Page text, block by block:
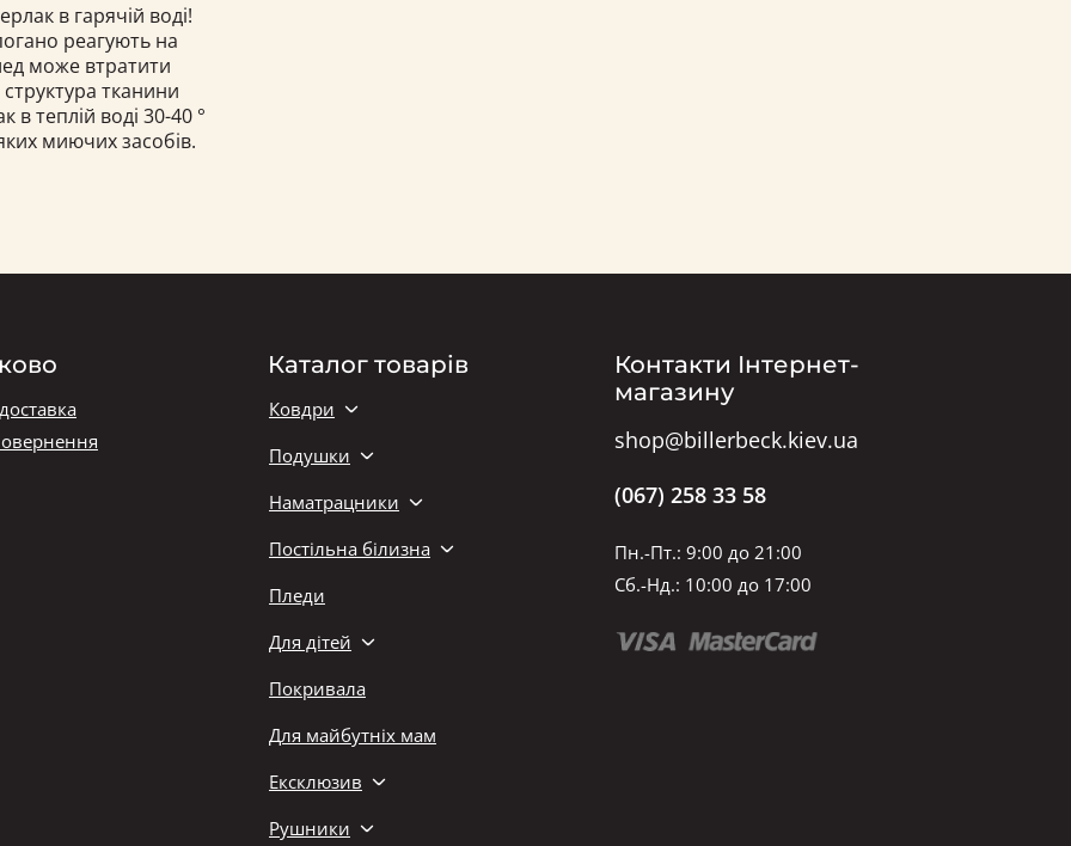
в гарячій воді!
реагують на
може втратити
тканини
теплій воді 30-40 °
миючих засобів.
Каталог товарів
Ковдри
Подушки
Наматрацники
Постільна білизна
Пледи
Для дітей
Покривала
Для майбутніх мам
Ексклюзив
Рушники
Контакти Інтернет-
магазину
shop@billerbeck.kiev.ua
(067) 258 33 58
Пн.-Пт.: 9:00 до 21:00
Сб.-Нд.: 10:00 до 17:00